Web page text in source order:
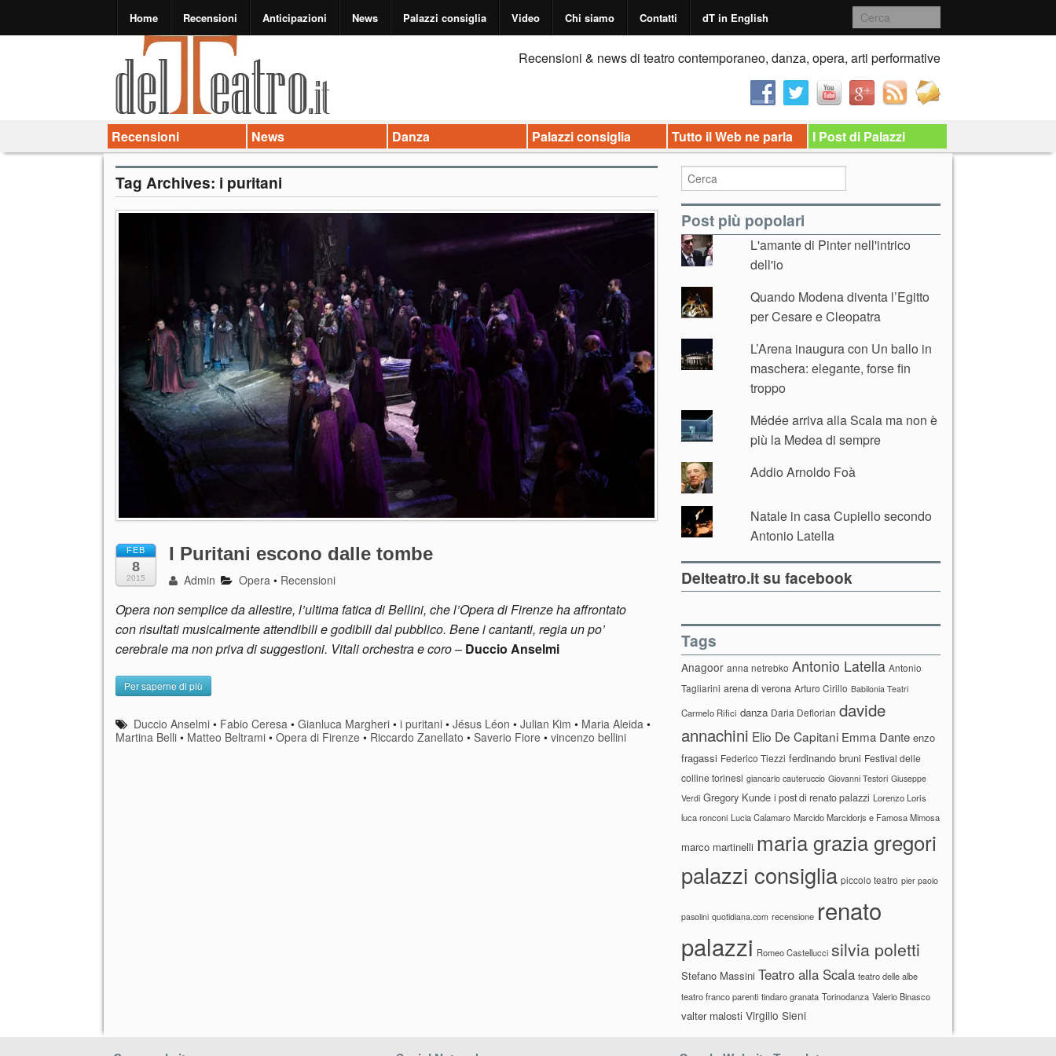
Home Recensioni Anticipazioni News Palazzi consiglia Video Chi siamo Contatti dT in English
Recensioni & news di teatro contemporaneo, danza, opera, arti performative
Recensioni News Danza Palazzi consiglia Tutto il Web ne parla I Post di Palazzi
Tag Archives: i puritani
FEB
8
2015
I Puritani escono dalle tombe
Admin Opera • Recensioni
Opera non semplice da allestire, l’ultima fatica di Bellini, che l’Opera di Firenze ha affrontato
con risultati musicalmente attendibili e godibili dal pubblico. Bene i cantanti, regia un po’
cerebrale ma non priva di suggestioni. Vitali orchestra e coro– Duccio Anselmi
Per saperne di più
Duccio Anselmi • Fabio Ceresa •Gianluca Margheri •i puritani •Jésus Léon •Julian Kim • Maria Aleida •
Martina Belli • Matteo Beltrami • Opera di Firenze • Riccardo Zanellato • Saverio Fiore • vincenzo bellini
Post più popolari
L'amante di Pinter nell'intrico
dell'io
Quando Modena diventa l’Egitto
per Cesare e Cleopatra
L’Arena inaugura con Un ballo in
maschera: elegante, forse fin
troppo
Médée arriva alla Scala ma non è
più la Medea di sempre
Addio Arnoldo Foà
Natale in casa Cupiello secondo
Antonio Latella
Delteatro.it su facebook
Tags
Anagoor anna netrebko Antonio Latella Antonio
Tagliarini arena di verona Arturo Cirillo Babilonia Teatri
Carmelo Rifici danza Daria Deflorian davide
annachini Elio De Capitani Emma Dante enzo
fragassi Federico Tiezzi ferdinando bruni Festival delle
colline torinesi giancarlo cauteruccio Giovanni Testori Giuseppe
Verdi Gregory Kunde i post di renato palazzi Lorenzo Loris
luca ronconi Lucia Calamaro Marcido Marcidorjs e Famosa Mimosa
marco martinelli maria grazia gregori
palazzi consiglia piccolo teatro pier paolo
pasolini quotidiana.com recensione renato
palazzi Romeo Castellucci silvia poletti
Stefano Massini Teatro alla Scala teatro delle albe
teatro franco parenti tindaro granata Torinodanza Valerio Binasco
valter malosti Virgilio Sieni